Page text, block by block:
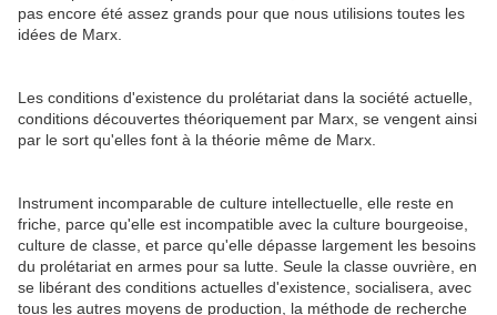
pas encore été assez grands pour que nous utilisions toutes les
idées de Marx.
Les conditions d'existence du prolétariat dans la société actuelle,
conditions découvertes théoriquement par Marx, se vengent ainsi
par le sort qu'elles font à la théorie même de Marx.
Instrument incomparable de culture intellectuelle, elle reste en
friche, parce qu'elle est incompatible avec la culture bourgeoise,
culture de classe, et parce qu'elle dépasse largement les besoins
du prolétariat en armes pour sa lutte. Seule la classe ouvrière, en
se libérant des conditions actuelles d'existence, socialisera, avec
tous les autres moyens de production, la méthode de recherche